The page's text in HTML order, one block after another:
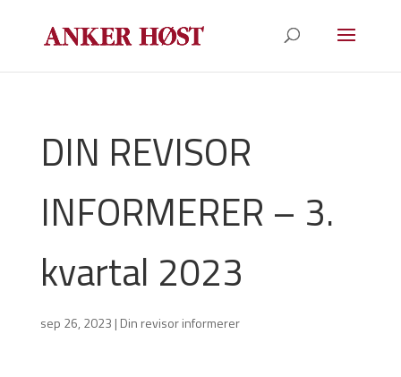
DIN REVISOR
INFORMERER – 3.
kvartal 2023
sep 26, 2023 | Din revisor informerer